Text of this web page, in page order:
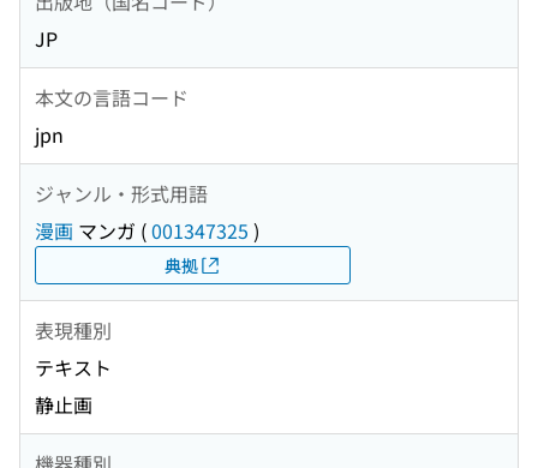
JP
本文の言語コード
jpn
ジャンル・形式用語
漫画 マンガ (001347325 )
典拠
表現種別
テキスト
静止画